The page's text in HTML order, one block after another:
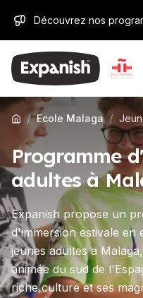
Découvrez nos
/ Ecole Malaga /
Programme
adultes à
Expanish propose un
d'immersion estivale en
jeunes adultes à
animée du sud de
riche culture et ses